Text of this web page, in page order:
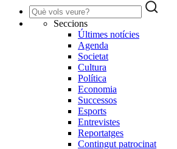
Seccions
Últimes notícies
Agenda
Societat
Cultura
Política
Economia
Successos
Esports
Entrevistes
Reportatges
Contingut patrocinat